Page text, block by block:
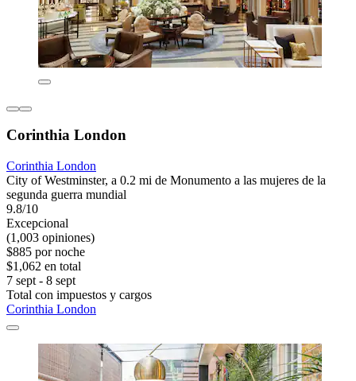
Corinthia London
Corinthia London
City of Westminster, a 0.2 mi de Monumento a las mujeres de la
segunda guerra mundial
9.8/10
Excepcional
(1,003 opiniones)
$885 por noche
$1,062 en total
7 sept - 8 sept
Total con impuestos y cargos
Corinthia London